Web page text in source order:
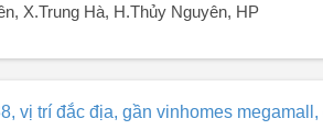
X.Trung Hà, H.Thủy Nguyên, HP
108m² hoàn thiện Vũ Yên ngay
vị trí đắc địa, gần vinhomes